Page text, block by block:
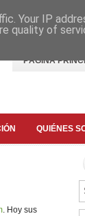
PÁGINA
QUIÉNES
. Hoy sus
Your IP
quality of